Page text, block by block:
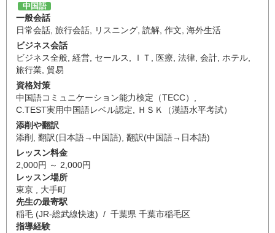
中国語
一般会話
日常会話, 旅行会話, リスニング, 読解, 作文, 海外生活
ビジネス会話
ビジネス全般, 経営, セールス, ＩＴ , 医療, 法律, 会計, ホテル,
旅行業, 貿易
資格対策
中国語コミュニケーション能力検定（TECC） ,
C.TEST実用中国語レベル認定, ＨＳＫ（漢語水平考試）
添削や翻訳
添削 , 翻訳(日本語→中国語), 翻訳(中国語→日本語)
レッスン料金
2,000円 ～ 2,000円
レッスン場所
東京 , 大手町
先生の最寄駅
稲毛 (JR-総武線快速) / 千葉県 千葉市稲毛区
指導経験